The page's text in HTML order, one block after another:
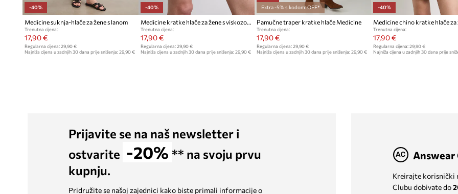
-40%
Medicine suknja-hlače za žene s lanom
Trenutna cijena:
17,90 €
Regularna cijena: 29,90 €
Najniža cijena u zadnjih 30 dana prije sniženja: 29,90 €
-40%
Medicine kratke hlače za žene s viskozom
Trenutna cijena:
17,90 €
Regularna cijena:29,90 €
Najniža cijena u zadnjih 30 dana prije sniženja:29,90 €
Extra -5% s kodom: OFF*
Pamučne traper kratke hlače Medicine
Trenutna cijena:
17,90 €
Regularna cijena: 29,90 €
Najniža cijena u zadnjih 30 dana prije sniženja: 29,90 €
-40%
Trenutna cijena:
17,90 €
Regularna cijena: 29,90 €
Najniža cijena u zadnjih 30 dana prije
Prijavite se na naš newsletter i
ostvarite -20% ** na svoju prvu
kupnju.
Pridružite se našoj zajednici kako biste primali informacije o
Answear
Kreirajte korisnički
Clubu dobivate do